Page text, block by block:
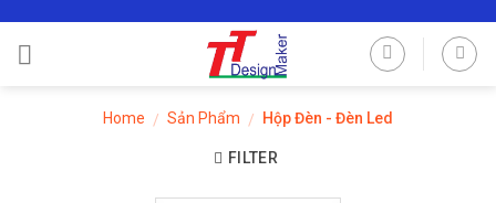
content
Home / Sản Phẩm / Hộp Đèn - Đèn Led
FILTER